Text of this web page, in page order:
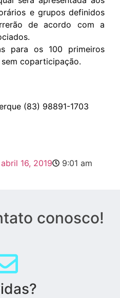
e grupos definidos
de acordo com a
para os 100 primeiros
coparticipação.
(83) 98891-1703
abril 16, 2019 9:01 am
conosco!